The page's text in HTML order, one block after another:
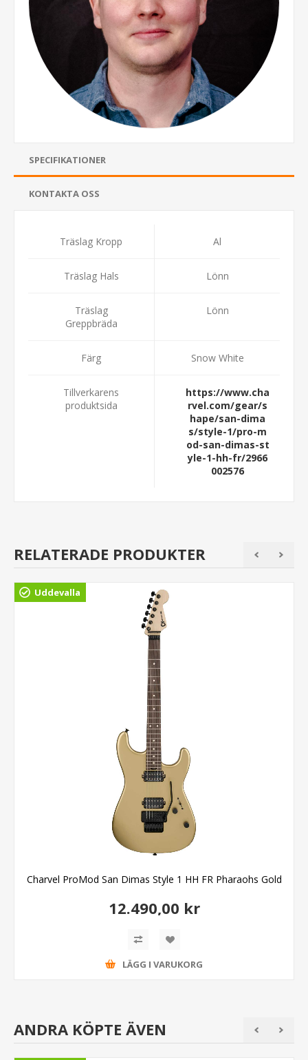
SPECIFIKATIONER
KONTAKTA OSS
Träslag Kropp Al
Träslag Hals Lönn
Träslag
Greppbräda
Lönn
Färg Snow White
Tillverkarens
produktsida
https://www.cha
rvel.com/gear/s
hape/san-dima
s/style-1/pro-m
od-san-dimas-st
yle-1-hh-fr/2966
002576
RELATERADE PRODUKTER
Uddevalla
Charvel ProMod San Dimas Style 1 HH FR Pharaohs Gold
12.490,00 kr
LÄGG I VARUKORG
ANDRA KÖPTE ÄVEN